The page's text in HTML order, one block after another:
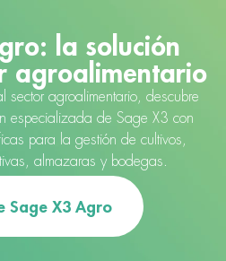
la solución
agroalimentario
sector agroalimentario, descubre
especializada de Sage X3 con
para la gestión de cultivos,
almazaras y bodegas.
Sage X3 Agro